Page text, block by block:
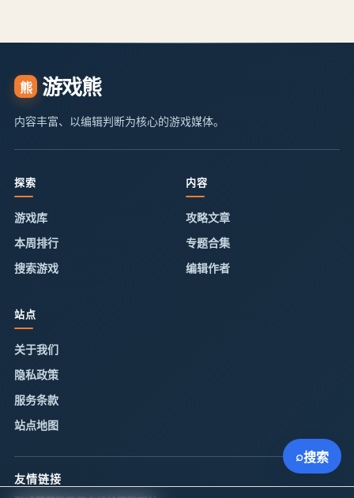
熊 游戏熊
内容丰富、以编辑判断为核心的游戏媒体。
探索
游戏库
本周排行
搜索游戏
内容
攻略文章
专题合集
编辑作者
站点
关于我们
隐私政策
服务条款
站点地图
友情链接
⌕搜索